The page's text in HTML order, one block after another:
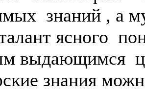
знаний , а
ясного
выдающимся
знания